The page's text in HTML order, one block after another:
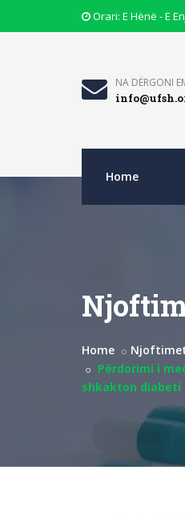
Opening
Icon
Orari: E Hënë - E
Email
Icon
NA DËRGONI
Home
Home
Përdorimi i
shkakton diabeti